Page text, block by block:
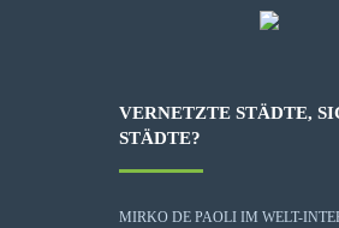
VERNETZTE STÄDTE,
STÄDTE?
MIRKO DE PAOLI IM WELT-